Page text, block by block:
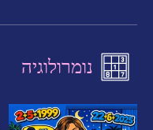
נומרולוגיה